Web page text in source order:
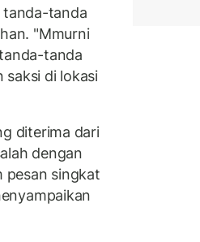
tanda-tanda
"Mmurni
tanda
saksi di lokasi
diterima dari
dengan
pesan singkat